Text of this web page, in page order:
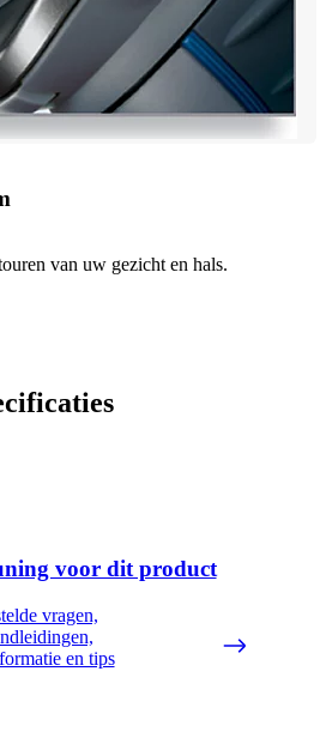
van uw gezicht en hals.
voor dit product
vragen,
en tips